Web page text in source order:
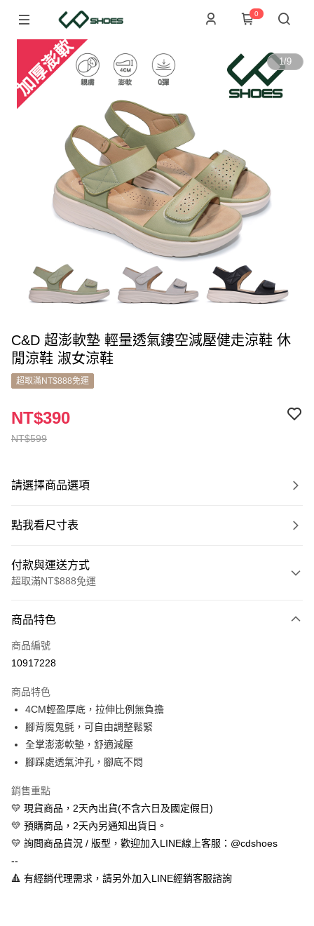
0
1/9
C&D 超澎軟墊 輕量透氣鏤空減壓健走涼鞋 休
閒涼鞋 淑女涼鞋
超取滿NT$888免運
NT$599
NT$390
請選擇商品選項
點我看尺寸表
付款與運送方式
超取滿NT$888免運
信用卡一次付款
超商取貨付款
Apple Pay
街口支付
悠遊付
全盈+PAY
AFTEE先享後付
相關說明
【關於「AFTEE先享後付」】
１．簡單：不需註冊會員、不需綁卡、不需儲值。
商品特色
商品編號
10917228
商品特色
4CM輕盈厚底，拉伸比例無負擔
腳背魔鬼氈，可自由調整鬆緊
全掌澎澎軟墊，舒適減壓
腳踩處透氣沖孔，腳底不悶
銷售重點
💛 現貨商品，2天內出貨(不含六日及國定假日)
💛 預購商品，2天內另通知出貨日。
💛 詢問商品貨況 / 版型，歡迎加入LINE線上客服：@cdshoes
--
🔺 有經銷代理需求，請另外加入LINE經銷客服諮詢